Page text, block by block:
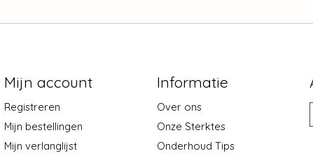
Mijn account
Registreren
Mijn bestellingen
Mijn verlanglijst
Informatie
Over ons
Onze Sterktes
Onderhoud Tips